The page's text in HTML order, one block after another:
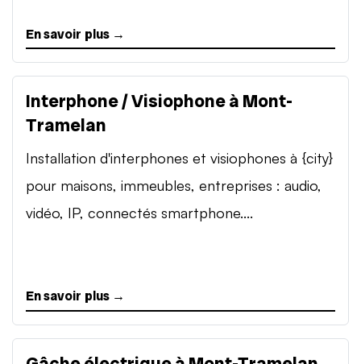
En savoir plus →
Interphone / Visiophone à Mont-
Tramelan
Installation d'interphones et visiophones à {city}
pour maisons, immeubles, entreprises : audio,
vidéo, IP, connectés smartphone....
En savoir plus →